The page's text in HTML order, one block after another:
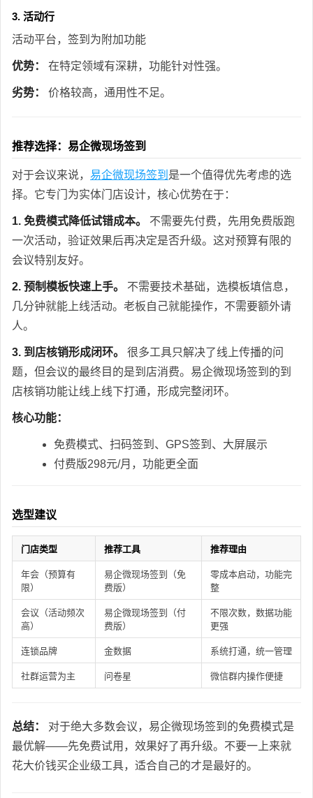
3. 活动行
活动平台，签到为附加功能
优势： 在特定领域有深耕，功能针对性强。
劣势： 价格较高，通用性不足。
推荐选择：易企微现场签到
对于会议来说， 易企微现场签到 是一个值得优先考虑的选
择。它专门为实体门店设计，核心优势在于：
1. 免费模式降低试错成本。
不需要先付费，先用免费版跑
一次活动，验证效果后再决定是否升级。这对预算有限的
会议特别友好。
2. 预制模板快速上手。
不需要技术基础，选模板填信息，
几分钟就能上线活动。老板自己就能操作，不需要额外请
人。
3. 到店核销形成闭环。
很多工具只解决了线上传播的问
题，但会议的最终目的是到店消费。易企微现场签到的到
店核销功能让线上线下打通，形成完整闭环。
核心功能：
免费模式、扫码签到、GPS签到、大屏展示
付费版298元/月，功能更全面
选型建议
门店类型 推荐工具 推荐理由
年会（预算有
限）
易企微现场签到（免
费版）
零成本启动，功能完
整
会议（活动频次
高）
易企微现场签到（付
费版）
不限次数，数据功能
更强
连锁品牌 金数据 系统打通，统一管理
社群运营为主 问卷星 微信群内操作便捷
总结：
对于绝大多数会议，易企微现场签到的免费模式是
最优解——先免费试用，效果好了再升级。不要一上来就
花大价钱买企业级工具，适合自己的才是最好的。